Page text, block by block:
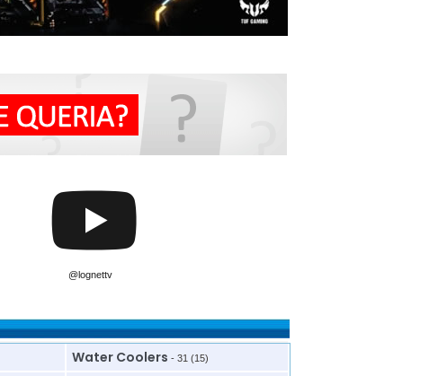
@lognettv
Water Coolers - 31 (15)